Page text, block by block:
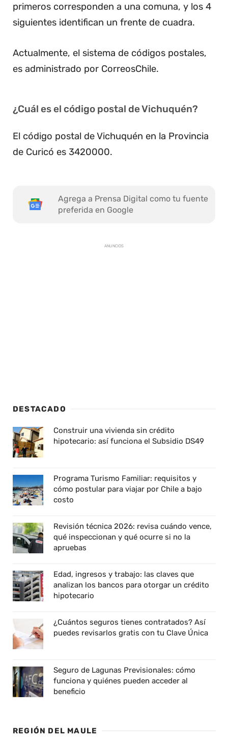
primeros corresponden a una comuna, y los 4
siguientes identifican un frente de cuadra.
Actualmente, el sistema de códigos postales,
es administrado por CorreosChile.
¿Cuál es el código postal de Vichuquén?
El código postal de Vichuquén en la Provincia
de Curicó es 3420000.
Agrega a Prensa Digital como tu fuente
preferida en Google
ANUNCIOS
DESTACADO
Construir una vivienda sin crédito
hipotecario: así funciona el Subsidio DS49
Programa Turismo Familiar: requisitos y
cómo postular para viajar por Chile a bajo
costo
Revisión técnica 2026: revisa cuándo vence,
qué inspeccionan y qué ocurre si no la
apruebas
Edad, ingresos y trabajo: las claves que
analizan los bancos para otorgar un crédito
hipotecario
¿Cuántos seguros tienes contratados? Así
puedes revisarlos gratis con tu Clave Única
Seguro de Lagunas Previsionales: cómo
funciona y quiénes pueden acceder al
beneficio
REGIÓN DEL MAULE